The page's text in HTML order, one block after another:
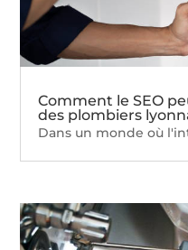
Comment le SEO
des plombiers
Dans un monde où